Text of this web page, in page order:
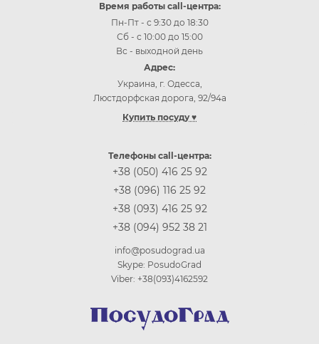
Время работы call-центра:
Пн-Пт - с 9:30 до 18:30
Сб - с 10:00 до 15:00
Вс - выходной день
Адрес:
Украина, г. Одесса,
Люстдорфская дорога, 92/94а
Купить посуду ♥
Купить посуду Днепр (Днепропетровск)
Купить посуду Житомир
Купить посуду Запорожье
Купить посуду Ивано-Франковск
Купить посуду Луцк
Купить посуду Львов
Купить посуду Полтава
Купить посуду Ровно
Телефоны call-центра:
+38 (050) 416 25 92
+38 (096) 116 25 92
+38 (093) 416 25 92
+38 (094) 952 38 21
info@posudograd.ua
Skype: PosudoGrad
Viber: +38(093)4162592